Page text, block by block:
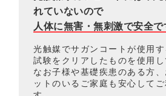
れていないので
人体に無害・無刺激で安全で
光触媒でサガンコートが使用
試験をクリアしたものを使用し
なお子様や基礎疾患のある方
ットのいるご家庭も安心して